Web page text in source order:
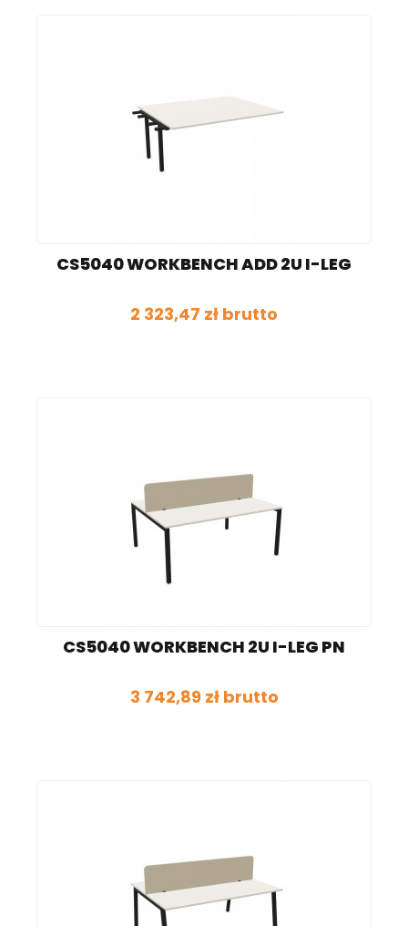
CS5040 WORKBENCH ADD 2U I-LEG
2 323,47 zł brutto
CS5040 WORKBENCH 2U I-LEG PN
3 742,89 zł brutto